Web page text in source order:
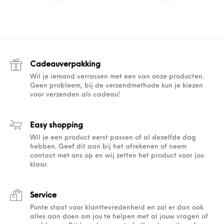
Cadeauverpakking
Wil je iemand verrassen met een van onze producten.
Geen probleem, bij de verzendmethode kun je kiezen
voor verzenden als cadeau!
Easy shopping
Wil je een product eerst passen of al dezelfde dag
hebben. Geef dit aan bij het afrekenen of neem
contact met ons op en wij zetten het product voor jou
klaar.
Service
Punte staat voor klanttevredenheid en zal er dan ook
alles aan doen om jou te helpen met al jouw vragen of